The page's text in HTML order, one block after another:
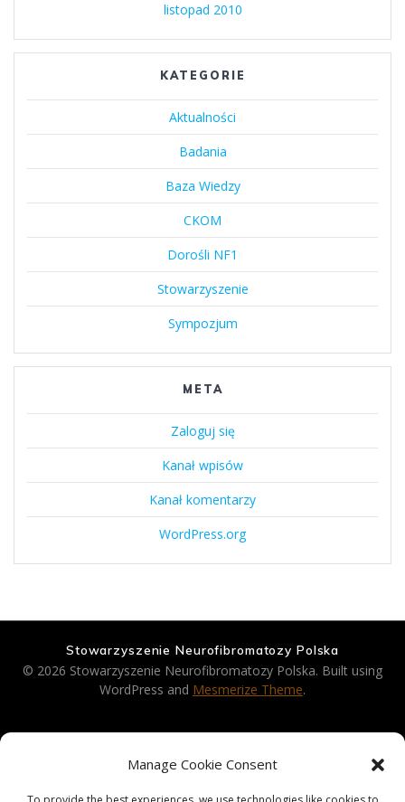
Manage Cookie Consent
listopad 2010
KATEGORIE
Aktualności
Badania
Baza Wiedzy
CKOM
Dorośli NF1
Stowarzyszenie
Sympozjum
META
Zaloguj się
Kanał wpisów
Kanał komentarzy
WordPress.org
Stowarzyszenie Neurofibromatozy Polska
© 2026 Stowarzyszenie Neurofibromatozy Polska. Built using
WordPress and Mesmerize Theme.
Strona Główna